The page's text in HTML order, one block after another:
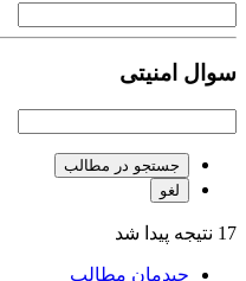
سوال امنیتی
جستجو در مطالب
لغو
17 نتیجه پیدا شد
چیدمان مطالب